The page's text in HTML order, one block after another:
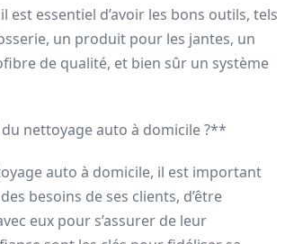
essentiel d’avoir les bons outils, tels
un produit pour les jantes, un
de qualité, et bien sûr un système
nettoyage auto à domicile ?**
auto à domicile, il est important
besoins de ses clients, d’être
eux pour s’assurer de leur